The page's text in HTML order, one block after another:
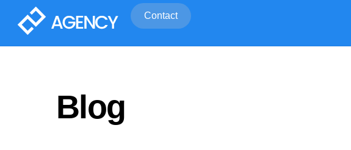
Contact
Blog